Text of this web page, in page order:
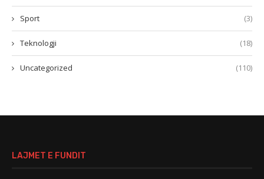
Sport (3)
Teknologji (18)
Uncategorized (110)
LAJMET E FUNDIT